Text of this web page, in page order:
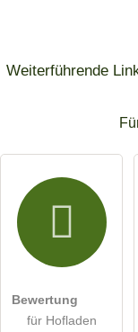
Weiterführende
Bewertung
für Hofladen